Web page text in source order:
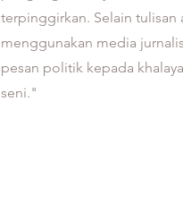
terpinggirkan. Selain tulisan
menggunakan media
pesan politik kepada
seni."